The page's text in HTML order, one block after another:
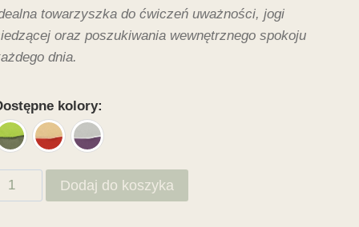
towarzyszka do ćwiczeń uważności, jogi
oraz poszukiwania wewnętrznego spokoju
dnia.
kolory
ilość
Dodaj do koszyka